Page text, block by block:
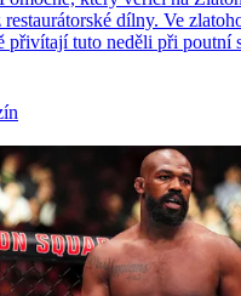
dílny. Ve
přivítají tuto neděli při poutní